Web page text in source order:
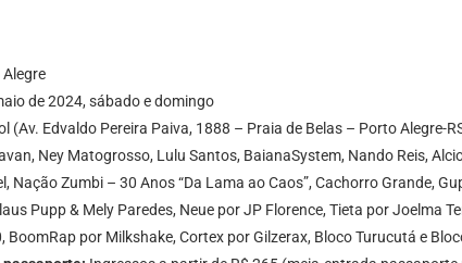
de 2024, sábado e domingo
(Av. Edvaldo Pereira Paiva, 1888 – Praia de Belas – Porto Alegre-
Ney Matogrosso, Lulu Santos, BaianaSystem, Nando Reis,
Nação Zumbi – 30 Anos “Da Lama ao Caos”, Cachorro Grande,
Pupp & Mely Paredes, Neue por JP Florence, Tieta por Joelma
por Milkshake, Cortex por Gilzerax, Bloco Turucutá e